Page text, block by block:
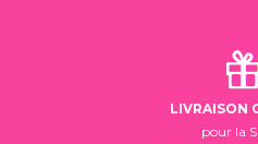
LIVRAISON
pour la